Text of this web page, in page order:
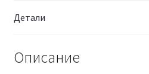
Детали
Описание